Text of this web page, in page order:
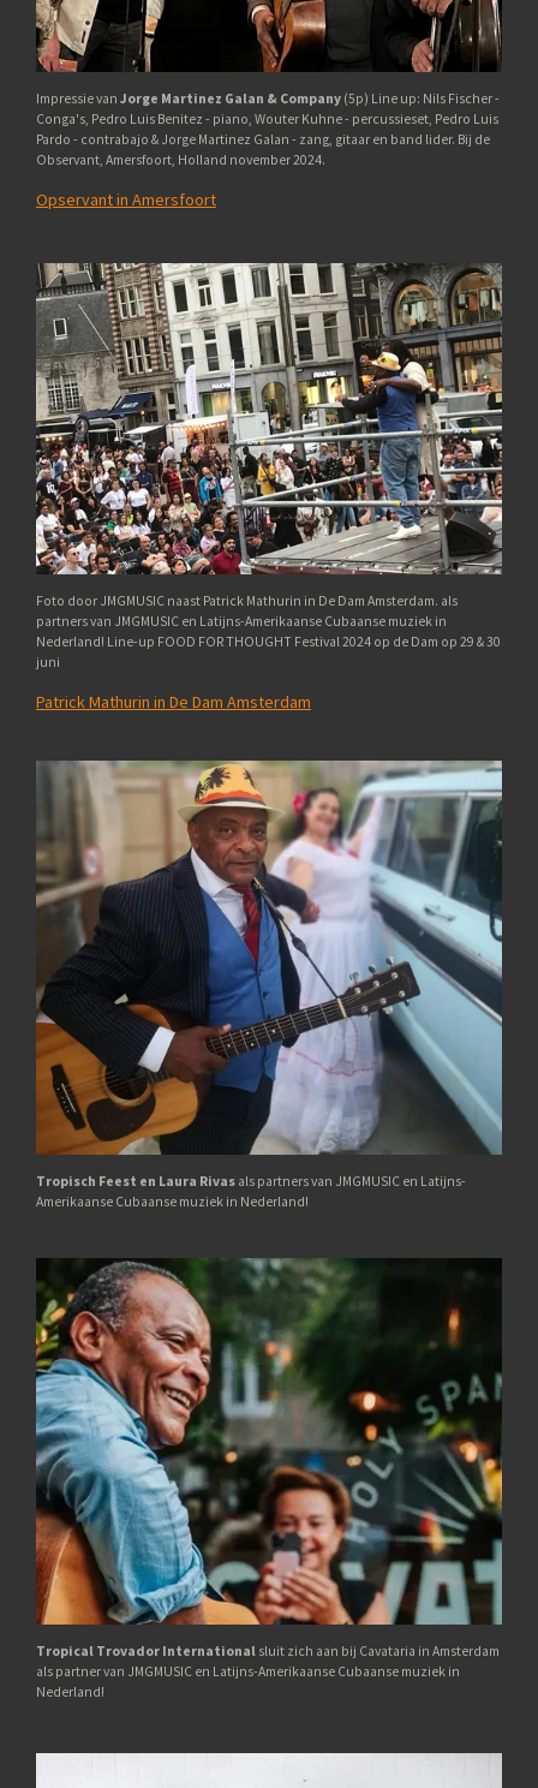
Impressie van Jorge Martinez Galan & Company (5p) Line up: Nils Fischer -
Conga's, Pedro Luis Benitez - piano, Wouter Kuhne - percussieset, Pedro Luis
Pardo - contrabajo & Jorge Martinez Galan - zang, gitaar en band lider. Bij de
Observant, Amersfoort, Holland november 2024.
Opservant in Amersfoort
Foto door JMGMUSIC naast Patrick Mathurin in De Dam Amsterdam. als
partners van JMGMUSIC en Latijns-Amerikaanse Cubaanse muziek in
Nederland! Line-up FOOD FOR THOUGHT Festival 2024 op de Dam op 29 & 30
juni
Patrick Mathurin in De Dam Amsterdam
Tropisch Feest en Laura Rivas als partners van JMGMUSIC en Latijns-
Amerikaanse Cubaanse muziek in Nederland!
Tropical Trovador International sluit zich aan bij Cavataria in Amsterdam
als partner van JMGMUSIC en Latijns-Amerikaanse Cubaanse muziek in
Nederland!